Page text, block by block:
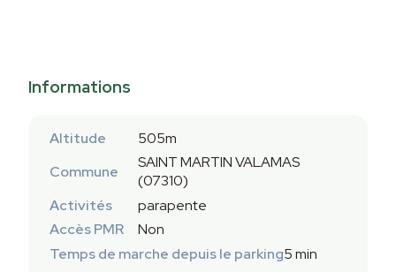
Informations
Altitude
505m
Commune
SAINT MARTIN VALAMAS
(07310)
Activités
parapente
Accès PMR
Non
Temps de marche depuis le parking5 min